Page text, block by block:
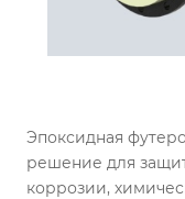
Эпоксидная
решение для
коррозии,